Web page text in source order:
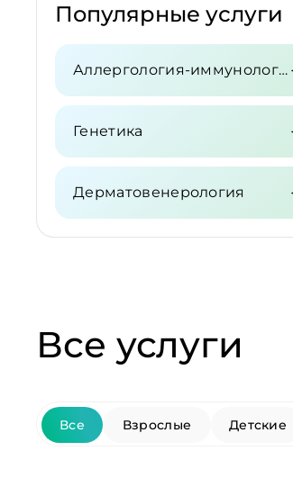
Популярные услуги
Аллергология-иммунология
Генетика
Дерматовенерология
Все услуги
Все Взрослые Детские